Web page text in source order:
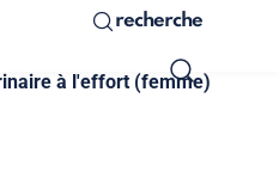
recherche
à l'effort (femme)